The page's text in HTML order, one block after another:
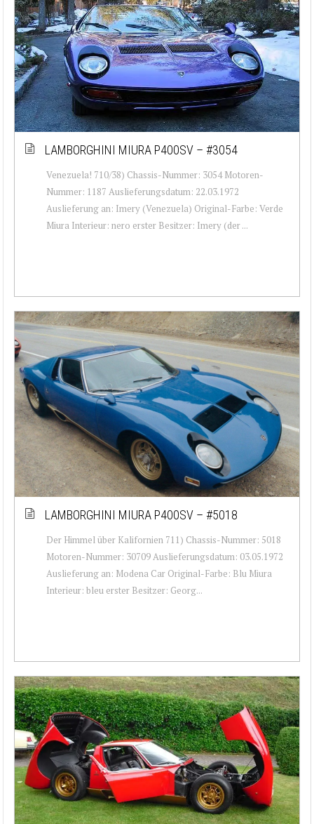
LAMBORGHINI MIURA P400SV – #3054
Venezuela! 710/38) Chassis-Nummer: 3054 Motoren-
Nummer: 1187 Auslieferungsdatum: 22.03.1972
Auslieferung an: Imery (Venezuela) Original-Farbe: Verde
Miura Interieur: nero erster Besitzer: Imery (der ...
LAMBORGHINI MIURA P400SV – #5018
Der Himmel über Kalifornien 711) Chassis-Nummer: 5018
Motoren-Nummer: 30709 Auslieferungsdatum: 03.05.1972
Auslieferung an: Modena Car Original-Farbe: Blu Miura
Interieur: bleu erster Besitzer: Georg...